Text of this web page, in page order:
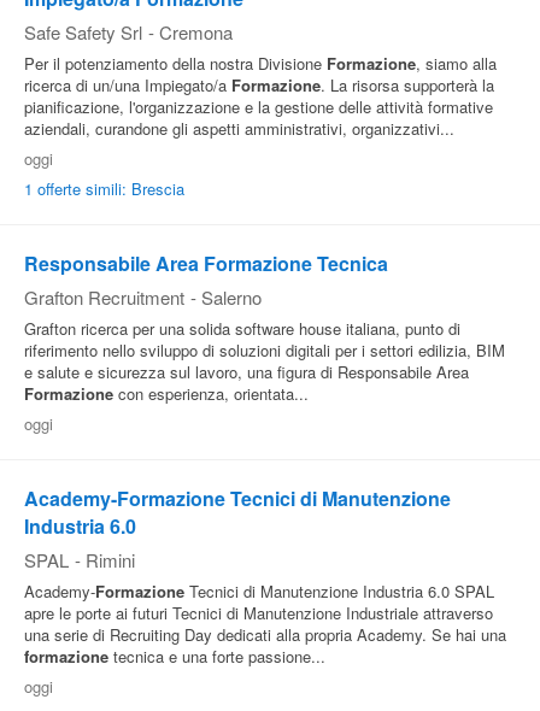
Safe Safety Srl - Cremona
Per il potenziamento della nostra Divisione Formazione, siamo alla
ricerca di un/una Impiegato/a Formazione. La risorsa supporterà la
pianificazione, l'organizzazione e la gestione delle attività formative
aziendali, curandone gli aspetti amministrativi, organizzativi...
oggi
1 offerte simili: Brescia
Responsabile Area Formazione Tecnica
Grafton Recruitment - Salerno
Grafton ricerca per una solida software house italiana, punto di
riferimento nello sviluppo di soluzioni digitali per i settori edilizia, BIM
e salute e sicurezza sul lavoro, una figura di Responsabile Area
Formazione con esperienza, orientata...
oggi
Academy-Formazione Tecnici di Manutenzione
Industria 6.0
SPAL - Rimini
Academy-Formazione Tecnici di Manutenzione Industria 6.0 SPAL
apre le porte ai futuri Tecnici di Manutenzione Industriale attraverso
una serie di Recruiting Day dedicati alla propria Academy. Se hai una
formazione tecnica e una forte passione...
oggi